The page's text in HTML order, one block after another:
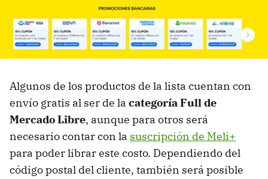
Algunos de los productos de la lista cuentan con
envío gratis al ser de la categoría Full de
Mercado Libre, aunque para otros será
necesario contar con la suscripción de Meli+
para poder librar este costo. Dependiendo del
código postal del cliente, también será posible